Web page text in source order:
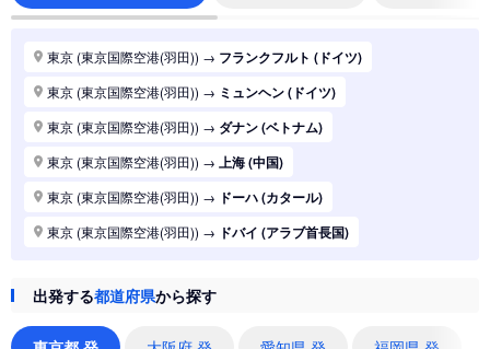
東京 (東京国際空港(羽田)) → フランクフルト (ドイツ)
東京 (東京国際空港(羽田)) → ミュンヘン (ドイツ)
東京 (東京国際空港(羽田)) → ダナン (ベトナム)
東京 (東京国際空港(羽田)) → 上海 (中国)
東京 (東京国際空港(羽田)) → ドーハ (カタール)
東京 (東京国際空港(羽田)) → ドバイ (アラブ首長国)
東京 (東京国際空港(羽田))→
東京 (東京国際空港(羽田)) シドニー (オーストラリア)
出発する都道府県から探す